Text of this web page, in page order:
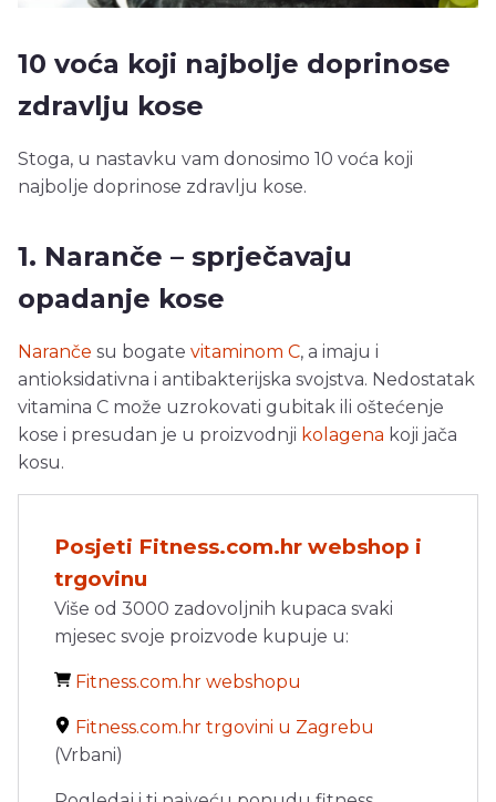
10 voća koji najbolje doprinose
zdravlju kose
Stoga, u nastavku vam donosimo 10 voća koji
najbolje doprinose zdravlju kose.
1. Naranče – sprječavaju
opadanje kose
Naranče su bogate vitaminom C, a imaju i
antioksidativna i antibakterijska svojstva. Nedostatak
vitamina C može uzrokovati gubitak ili oštećenje
kose i presudan je u proizvodnji kolagena koji jača
kosu.
Posjeti Fitness.com.hr webshop i
trgovinu
Više od 3000 zadovoljnih kupaca svaki
mjesec svoje proizvode kupuje u:
Fitness.com.hr webshopu
Fitness.com.hr trgovini u Zagrebu
(Vrbani)